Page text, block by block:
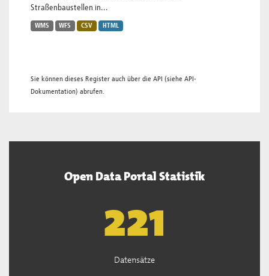
Straßenbaustellen in...
WMS WFS CSV HTML
Sie können dieses Register auch über die API (siehe API-
Dokumentation) abrufen.
Open Data Portal Statistik
222
Datensätze